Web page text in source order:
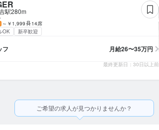
駅280m
～￥1,999
14席
OK 新卒歓迎
フ 月給26〜35万円
最終更新日：30日以上前
ご希望の求人が見つかりませんか？